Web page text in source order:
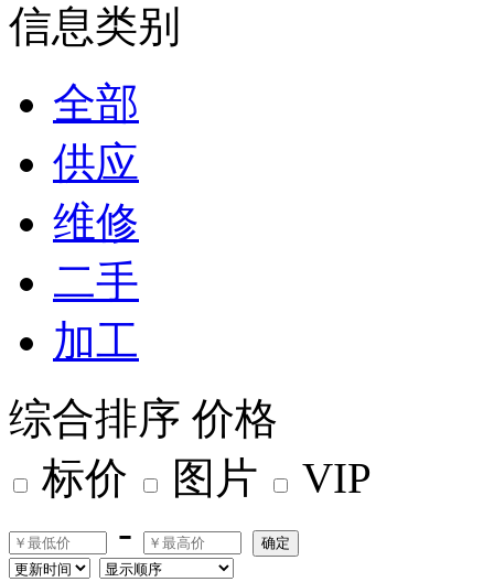
信息类别
全部
供应
维修
二手
加工
综合排序 价格
标价
图片
VIP
-
确定